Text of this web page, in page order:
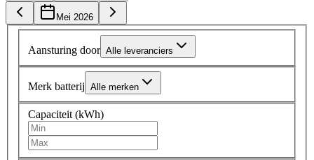
Mei 2026
Aansturing door Alle leveranciers
Merk batterij Alle merken
Capaciteit (kWh)